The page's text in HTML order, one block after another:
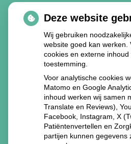
Deze website
Wij gebruiken
website goed kan werken.
cookies en externe
toestemming.
Voor analytische cookies
Matomo en Google
inhoud werken wij samen
Translate en Reviews),
Facebook, Instagram, X
Patiëntenvertellen en
partijen kunnen gegevens